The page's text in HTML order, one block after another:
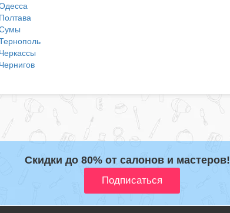
Скидки до 80% от салонов и мастеров!